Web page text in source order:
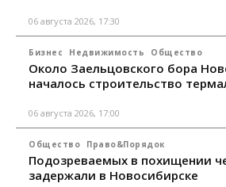
06 августа 2026, 17:30
Бизнес Недвижимость Общество
Около Заельцовского бора
началось строительство
06 августа 2026, 17:00
Общество Право&Порядок
Подозреваемых в похищении
задержали в Новосибирске